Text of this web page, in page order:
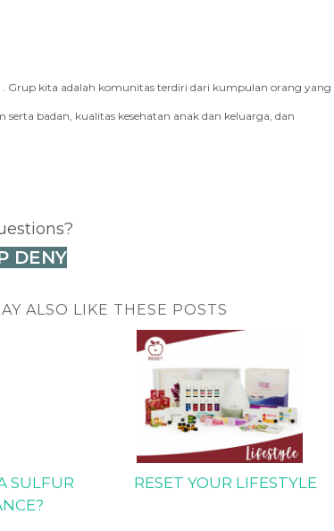
. Grup kita adalah komunitas terdiri dari kumpulan orang yang
badan, kualitas kesehatan anak dan keluarga, dan
DENY
ALSO LIKE THESE POSTS
SULFUR
RESET YOUR LIFESTYLE